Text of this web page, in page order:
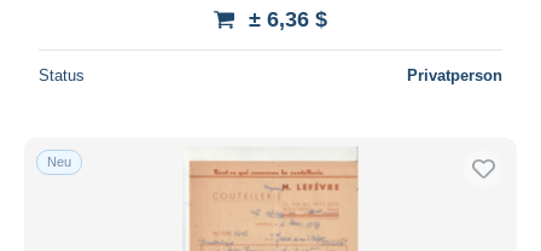
± 6,36 $
Status Privatperson
Neu